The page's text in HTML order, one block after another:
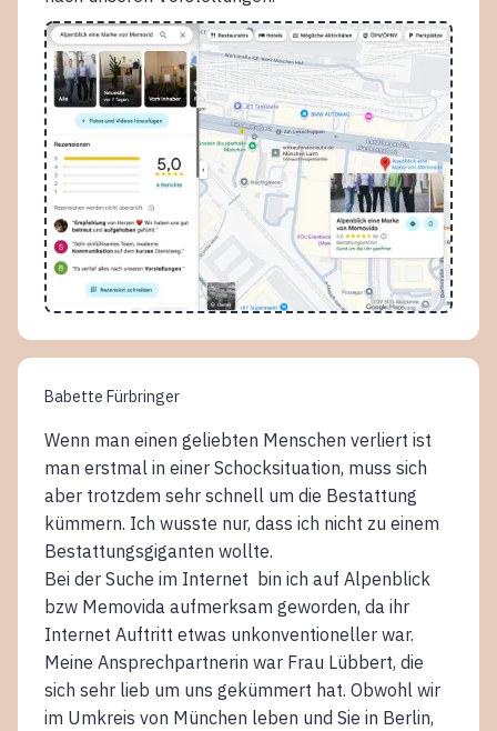
Babette Fürbringer
Wenn man einen geliebten Menschen verliert ist
man erstmal in einer Schocksituation, muss sich
aber trotzdem sehr schnell um die Bestattung
kümmern. Ich wusste nur, dass ich nicht zu einem
Bestattungsgiganten wollte.
Bei der Suche im Internet bin ich auf Alpenblick
bzw Memovida aufmerksam geworden, da ihr
Internet Auftritt etwas unkonventioneller war.
Meine Ansprechpartnerin war Frau Lübbert, die
sich sehr lieb um uns gekümmert hat. Obwohl wir
im Umkreis von München leben und Sie in Berlin,